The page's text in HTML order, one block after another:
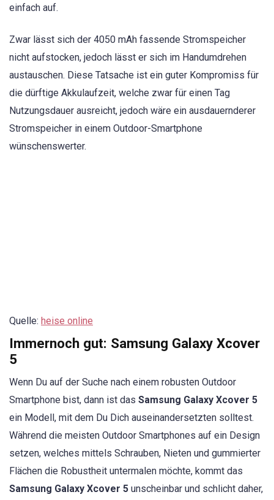
einfach auf.
Zwar lässt sich der 4050 mAh fassende Stromspeicher
nicht aufstocken, jedoch lässt er sich im Handumdrehen
austauschen. Diese Tatsache ist ein guter Kompromiss für
die dürftige Akkulaufzeit, welche zwar für einen Tag
Nutzungsdauer ausreicht, jedoch wäre ein ausdauernderer
Stromspeicher in einem Outdoor-Smartphone
wünschenswerter.
Quelle: heise online
Immernoch gut: Samsung Galaxy Xcover
5
Wenn Du auf der Suche nach einem robusten Outdoor
Smartphone bist, dann ist das Samsung Galaxy Xcover 5
ein Modell, mit dem Du Dich auseinandersetzten solltest.
Während die meisten Outdoor Smartphones auf ein Design
setzen, welches mittels Schrauben, Nieten und gummierter
Flächen die Robustheit untermalen möchte, kommt das
Samsung Galaxy Xcover 5 unscheinbar und schlicht daher,